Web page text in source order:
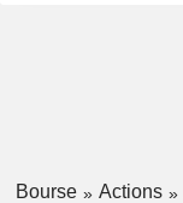
Bourse Actions